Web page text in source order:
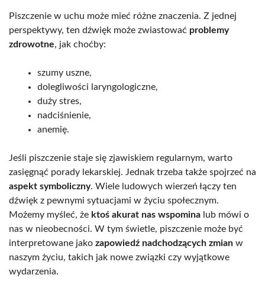
Piszczenie w uchu może mieć różne znaczenia. Z jednej
perspektywy, ten dźwięk może zwiastować problemy
zdrowotne, jak choćby:
szumy uszne,
dolegliwości laryngologiczne,
duży stres,
nadciśnienie,
anemię.
Jeśli piszczenie staje się zjawiskiem regularnym, warto
zasięgnąć porady lekarskiej. Jednak trzeba także spojrzeć na
aspekt symboliczny. Wiele ludowych wierzeń łączy ten
dźwięk z pewnymi sytuacjami w życiu społecznym.
Możemy myśleć, że ktoś akurat nas wspomina lub mówi o
nas w nieobecności. W tym świetle, piszczenie może być
interpretowane jako zapowiedź nadchodzących zmian w
naszym życiu, takich jak nowe związki czy wyjątkowe
wydarzenia.